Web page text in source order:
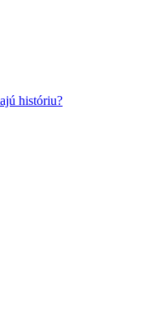
históriu?